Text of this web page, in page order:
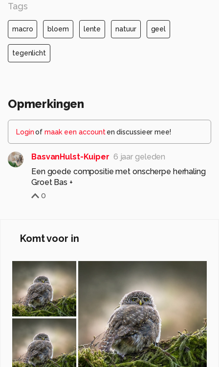
Tags
macro bloem lente natuur geel
tegenlicht
Opmerkingen
Loginof maak een account en discussieer mee!
BasvanHulst-Kuiper 6 jaar geleden
Een goede compositie met onscherpe herhaling
Groet Bas +
0
Komt voor in